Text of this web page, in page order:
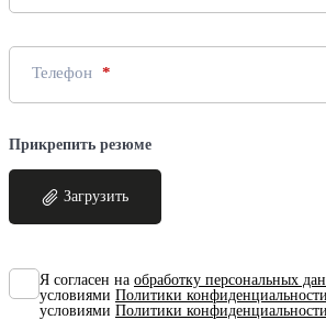
Телефон
Прикрепить резюме
Загрузить
Я согласен на обработку персональных
условиями Политики конфиденциальности
условиями Политики конфиденциальности